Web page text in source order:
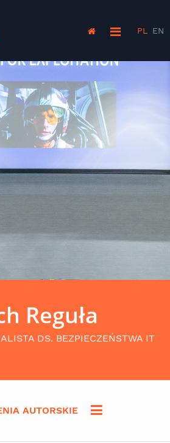
PL EN
Reguła
DS. BEZPIECZEŃSTWA IT
AUTORSKIE